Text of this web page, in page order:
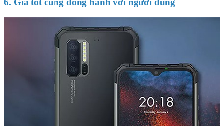
6. Giá tốt cùng đồng hành với người dùng